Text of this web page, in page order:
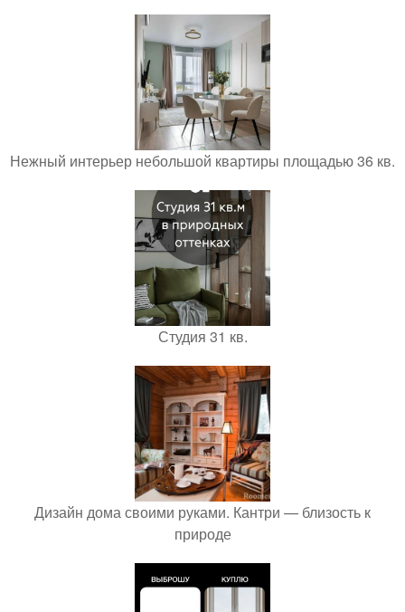
Нежный интерьер небольшой квартиры площадью 36 кв.
Студия 31 кв.
Дизайн дома своими руками. Кантри — близость к
природе